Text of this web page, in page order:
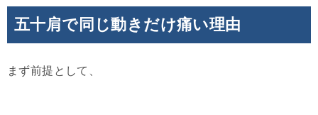
五十肩で同じ動きだけ痛い理由
まず前提として、